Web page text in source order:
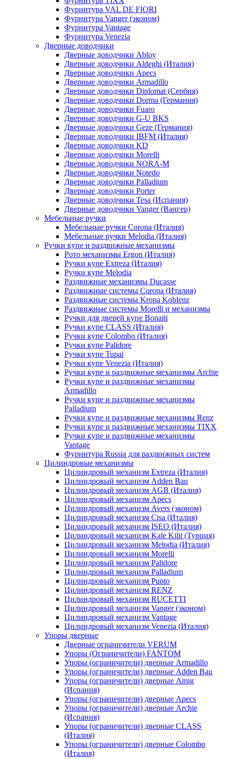
Фурнитура VAL DE FIORI
Фурнитура Vanger (эконом)
Фурнитура Vantage
Фурнитура Venezia
Дверные доводчики
Дверные доводчики Abloy
Дверные доводчики Aldeghi (Италия)
Дверные доводчики Apecs
Дверные доводчики Armadillo
Дверные доводчики Diplomat (Сербия)
Дверные доводчики Dorma (Германия)
Дверные доводчики Fuaro
Дверные доводчики G-U BKS
Дверные доводчики Geze (Германия)
Дверные доводчики IBFM (Италия)
Дверные доводчики KD
Дверные доводчики Morelli
Дверные доводчики NORA-M
Дверные доводчики Notedo
Дверные доводчики Palladium
Дверные доводчики Porter
Дверные доводчики Tesa (Испания)
Дверные доводчики Vanger (Вангер)
Мебельные ручки
Мебельные ручки Corona (Италия)
Мебельные ручки Melodia (Италия)
Ручки купе и раздвижные механизмы
Рото механизмы Ergon (Италия)
Ручки купе Extreza (Италия)
Ручки купе Melodia
Раздвижные механизмы Ducasse
Раздвижные системы Corona (Италия)
Раздвижные системы Krona Koblenz
Раздвижные системы Morelli и механизмы
Ручки для дверей купе Bonaiti
Ручки купе CLASS (Италия)
Ручки купе Colombo (Италия)
Ручки купе Palidore
Ручки купе Tupai
Ручки купе Venezia (Италия)
Ручки купе и раздвижные механизмы Archie
Ручки купе и раздвижные механизмы
Armadillo
Ручки купе и раздвижные механизмы
Palladium
Ручки купе и раздвижные механизмы Renz
Ручки купе и раздвижные механизмы TIXX
Ручки купе и раздвижные механизмы
Vantage
Фурнитура Russia для раздвижных систем
Цилиндровые механизмы
Цилиндровый механизм Extreza (Италия)
Цилиндровый механизм Adden Bau
Цилиндровый механизм AGB (Италия)
Цилиндровый механизм Apecs
Цилиндровый механизм Avers (эконом)
Цилиндровый механизм Cisa (Италия)
Цилиндровый механизм ISEO (Италия)
Цилиндровый механизм Kale Kilit (Турция)
Цилиндровый механизм Melodia (Италия)
Цилиндровый механизм Morelli
Цилиндровый механизм Palidore
Цилиндровый механизм Palladium
Цилиндровый механизм Punto
Цилиндровый механизм RENZ
Цилиндровый механизм RUCETTI
Цилиндровый механизм Vanger (эконом)
Цилиндровый механизм Vantage
Цилиндровый механизм Venezia (Италия)
Упоры дверные
Дверные ограничители VERUM
Упоры (Ограничители) FANTOM
Упоры (ограничители) дверные Armadillo
Упоры (ограничители) дверные Adden Bau
Упоры (ограничители) дверные Amig
(Испания)
Упоры (ограничители) дверные Apecs
Упоры (ограничители) дверные Archie
(Испания)
Упоры (ограничители) дверные CLASS
(Италия)
Упоры (ограничители) дверные Colombo
(Италия)